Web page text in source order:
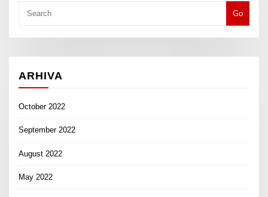
Go
ARHIVA
October 2022
September 2022
August 2022
May 2022